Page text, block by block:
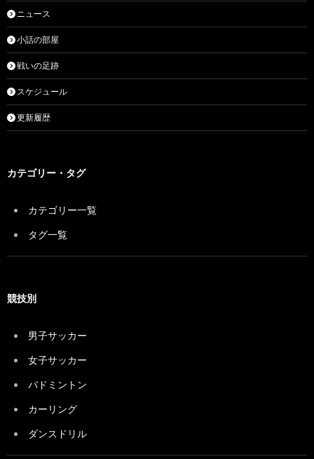
ニュース
小話の部屋
戦いの足跡
スケジュール
更新履歴
カテゴリー・タグ
カテゴリー一覧
タグ一覧
競技別
男子サッカー
女子サッカー
バドミントン
カーリング
ダンスドリル